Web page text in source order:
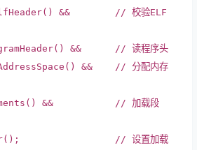
&&
// 校验ELF
&&
// 读程序头
&&
// 分配内存
&&
// 加载段
// 设置加载